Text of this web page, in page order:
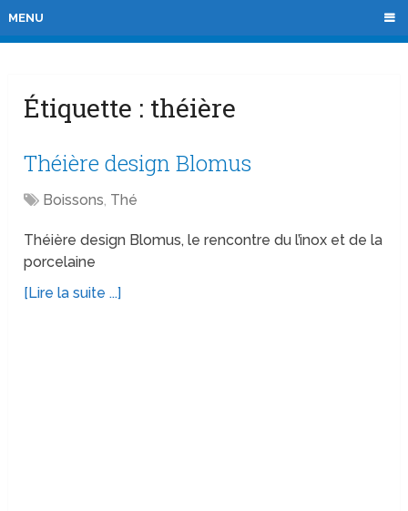
MENU
Étiquette : théière
Théière design Blomus
Boissons, Thé
Théière design Blomus, le rencontre du l’inox et de la
porcelaine
[Lire la suite ...]